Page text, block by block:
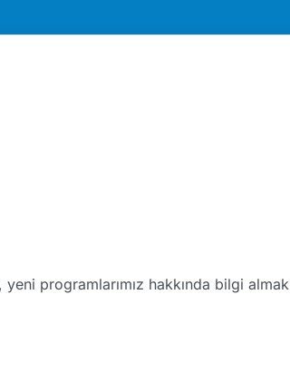
programlarımız hakkında bilgi almak